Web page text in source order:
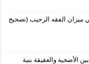
ميزان الفقه الرحيب (تصحيح
الأضحية والعقيقة بنية